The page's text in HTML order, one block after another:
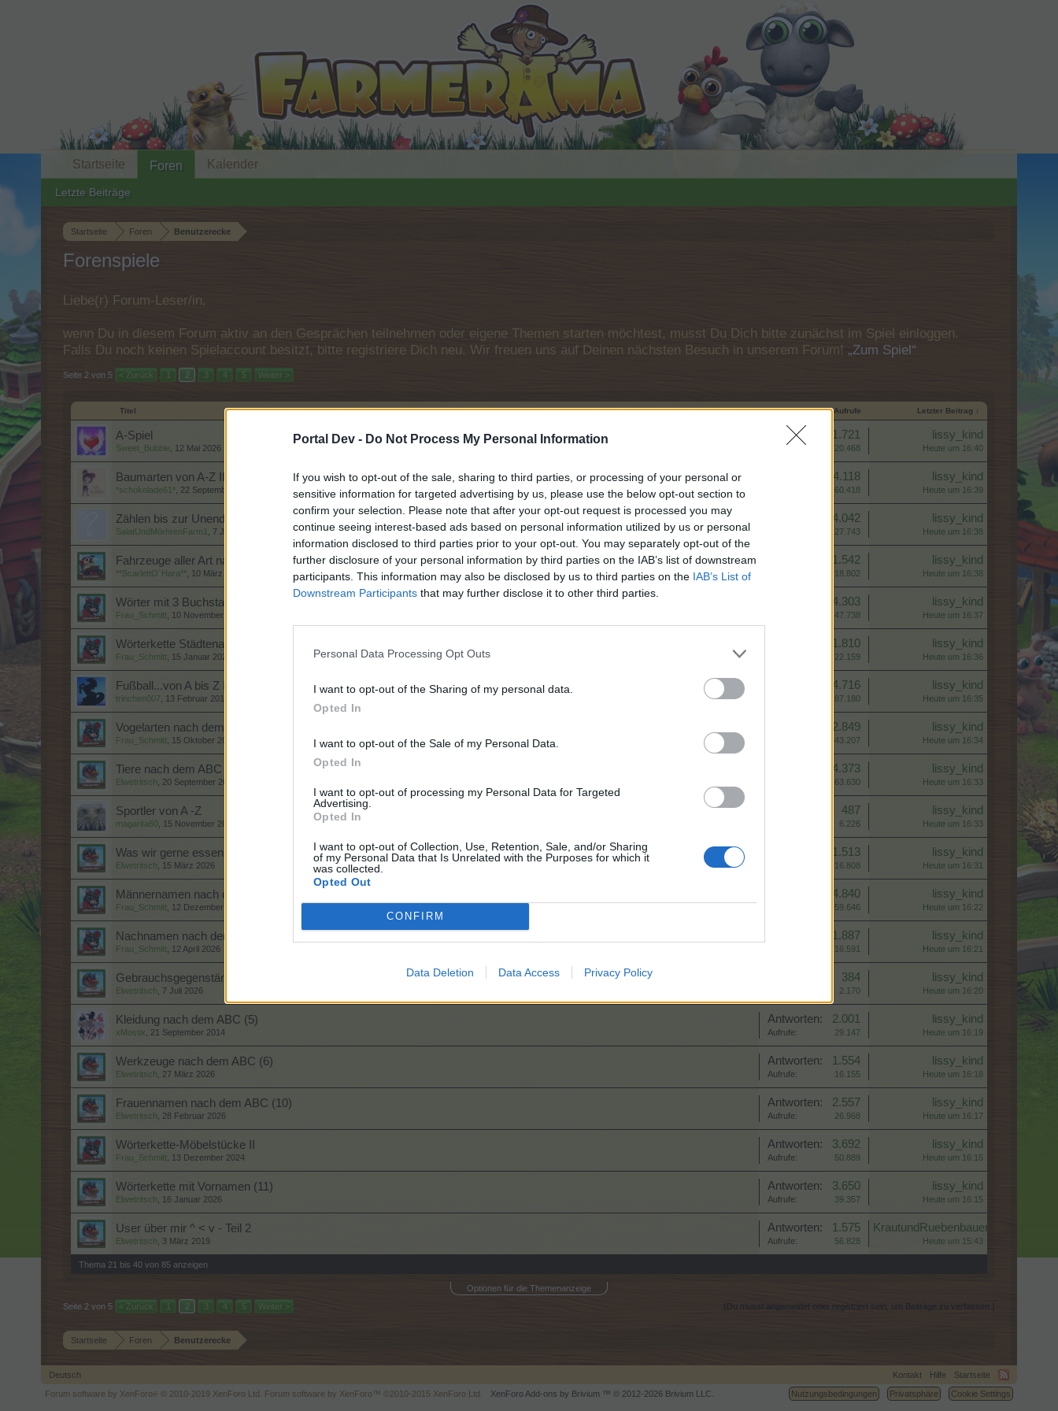
Portal Dev - Do Not Process My Personal Information
If you wish to opt-out of the sale, sharing to third parties, or processing of your personal or
sensitive information for targeted advertising by us, please use the below opt-out section to
confirm your selection. Please note that after your opt-out request is processed you may
continue seeing interest-based ads based on personal information utilized by us or personal
information disclosed to third parties prior to your opt-out. You may separately opt-out of the
further disclosure of your personal information by third parties on the IAB’s list of downstream
participants. This information may also be disclosed by us to third parties on the IAB’s List of
Downstream Participants that may further disclose it to other third parties.
Personal Data Processing Opt Outs
I want to opt-out of the Sharing of my personal data.
Opted In
I want to opt-out of the Sale of my Personal Data.
Opted In
I want to opt-out of processing my Personal Data for Targeted
Advertising.
Opted In
I want to opt-out of Collection, Use, Retention, Sale, and/or Sharing
of my Personal Data that Is Unrelated with the Purposes for which it
was collected.
Opted Out
CONFIRM
Data Deletion Data Access Privacy Policy
Startseite Foren Benutzerecke
Forenspiele
Liebe(r) Forum-Leser/in,
wenn Du in diesem Forum aktiv an den Gesprächen teilnehmen oder eigene Themen starten möchtest, musst Du Dich bitte zunächst im Spiel einloggen.
Falls Du noch keinen Spielaccount besitzt, bitte registriere Dich neu. Wir freuen uns auf Deinen nächsten Besuch in unserem Forum! „Zum Spiel“
Seite 2 von 5 < Zurück 1 2 3 4 5 Weiter >
Titel Startdatum Antworten Aufrufe Letzter Beitrag ↓
A-Spiel
Sweet_Bubble 12 Mai 2026
Antworten: 1.721
Aufrufe: 20.468
lissy_kind
Heute um 16:40
Baumarten von A-Z II
*schokolade61* 22 September 2021
4.118
60.418
lissy_kind
Heute um 16:39
Zählen bis zur Unendlichkeit - und weiter! (3)
SalatUndMörhrenFarm1 7 Januar 2025
4.042
27.743
lissy_kind
Heute um 16:38
Fahrzeuge aller Art nach dem ABC III
**ScarlettO`Hara** 10 März 2026
1.542
18.802
lissy_kind
Heute um 16:38
Wörter mit 3 Buchstaben nach dem ABC (VI)
Frau_Schmitt 10 November 2025
4.303
47.738
lissy_kind
Heute um 16:37
Wörterkette Städtenamen VIII
Frau_Schmitt 15 Januar 2026
1.810
22.159
lissy_kind
Heute um 16:36
Fußball...von A bis Z III
trinchen007 13 Februar 2017
4.716
87.180
lissy_kind
Heute um 16:35
Vogelarten nach dem ABC (VI)
Frau_Schmitt 15 Oktober 2025
2.849
43.207
lissy_kind
Heute um 16:34
Tiere nach dem ABC 8
Elwetritsch 20 September 2025
4.373
63.630
lissy_kind
Heute um 16:33
Sportler von A -Z
magarita60 15 November 2016
487
6.226
lissy_kind
Heute um 16:33
Was wir gerne essen (6)
Elwetritsch 15 März 2026
1.513
16.808
lissy_kind
Heute um 16:31
Männernamen nach dem ABC (7)
Frau_Schmitt 12 Dezember 2025
4.840
59.646
lissy_kind
Heute um 16:22
Nachnamen nach dem ABC (8)
Frau_Schmitt 12 April 2026
1.887
16.591
lissy_kind
Heute um 16:21
Gebrauchsgegenstände des täglichen Lebens nach dem ABC XI
Elwetritsch 7 Juli 2026
384
2.170
lissy_kind
Heute um 16:20
Kleidung nach dem ABC (5)
xMostix 21 September 2014
Antworten: 2.001
Aufrufe: 29.147
lissy_kind
Heute um 16:19
Werkzeuge nach dem ABC (6)
Elwetritsch 27 März 2026
Antworten: 1.554
Aufrufe: 16.155
lissy_kind
Heute um 16:18
Frauennamen nach dem ABC (10)
Elwetritsch 28 Februar 2026
Antworten: 2.557
Aufrufe: 26.968
lissy_kind
Heute um 16:17
Wörterkette-Möbelstücke II
Frau_Schmitt 13 Dezember 2024
Antworten: 3.692
Aufrufe: 50.889
lissy_kind
Heute um 16:15
Wörterkette mit Vornamen (11)
Elwetritsch 16 Januar 2026
Antworten: 3.650
Aufrufe: 39.357
lissy_kind
Heute um 16:15
User über mir ^ < v - Teil 2
Elwetritsch 3 März 2019
Antworten: 1.575
Aufrufe: 56.828
KrautundRuebenbauer
Heute um 15:43
Thema 21 bis 40 von 85 anzeigen
Optionen für die Themenanzeige
(Du musst angemeldet oder registriert sein, um Beiträge zu verfassen.)
Seite 2 von 5 < Zurück 1 2 3 4 5 Weiter >
Startseite Foren Benutzerecke
Startseite Foren
Letzte Beiträge
Kalender
Deutsch Kontakt Hilfe
Startseite
Nutzungsbedingungen
Privatsphäre Cookie Settings
Forum software by XenForo ® © 2010-2019 XenForo Ltd. Forum software by XenForo™ ©2010-2015 XenForo Ltd. XenForo Add-ons by Brivium ™ © 2012-2026 Brivium LLC.